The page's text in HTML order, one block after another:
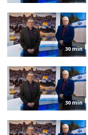
30 min
30 min